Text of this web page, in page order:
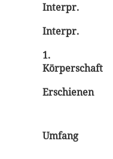
Interpr.
Interpr.
1.
Körperschaft
Erschienen
Umfang